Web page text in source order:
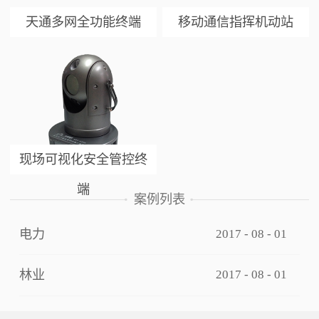
天通多网全功能终端 移动通信指挥机动站
现场可视化安全管控终
端
案例列表
电力 2017 - 08 - 01
林业 2017 - 08 - 01